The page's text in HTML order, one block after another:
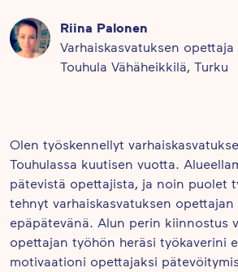
Riina Palonen
Varhaiskasvatuksen opettaja
Touhula Vähäheikkilä, Turku
Olen työskennellyt
Touhulassa kuutisen vuotta.
pätevistä opettajista, ja noin puolet
tehnyt varhaiskasvatuksen opettajan
epäpätevänä. Alun perin kiinnostus
opettajan työhön heräsi työkaverini
motivaationi opettajaksi